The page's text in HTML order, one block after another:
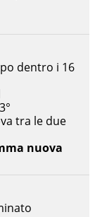
dentro i 16
tra le due
nuova